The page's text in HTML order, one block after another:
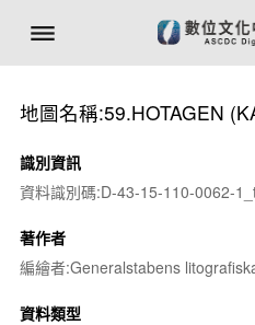
地圖名稱:59.HOTAGEN
識別資訊
資料識別碼:D-43-15-110-0062-
著作者
編繪者:Generalstabens
資料類型